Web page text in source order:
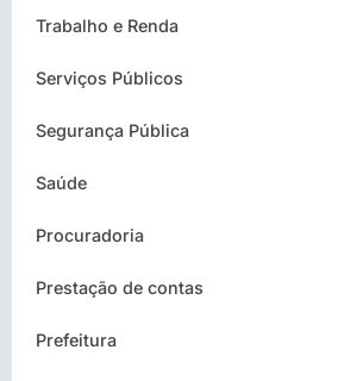
Trabalho e Renda
Serviços Públicos
Segurança Pública
Saúde
Procuradoria
Prestação de contas
Prefeitura